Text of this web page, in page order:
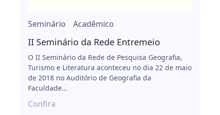
Seminário Acadêmico
II Seminário da Rede Entremeio
O II Seminário da Rede de Pesquisa Geografia,
Turismo e Literatura aconteceu no dia 22 de maio
de 2018 no Auditório de Geografia da
Faculdade…
Confira